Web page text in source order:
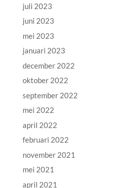
juli 2023
juni 2023
mei 2023
januari 2023
december 2022
oktober 2022
september 2022
mei 2022
april 2022
februari 2022
november 2021
mei 2021
april 2021